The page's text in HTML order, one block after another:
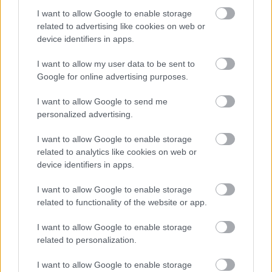
I want to allow Google to enable storage
related to advertising like cookies on web or
device identifiers in apps.
I want to allow my user data to be sent to
Google for online advertising purposes.
I want to allow Google to send me
personalized advertising.
I want to allow Google to enable storage
related to analytics like cookies on web or
device identifiers in apps.
I want to allow Google to enable storage
related to functionality of the website or app.
I want to allow Google to enable storage
related to personalization.
I want to allow Google to enable storage
Η εορτή της Μεταμόρφωσης στον Ψαθόπυργο ΦΩΤΟ